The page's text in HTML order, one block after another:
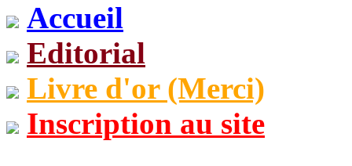
Accueil
Editorial
Livre d'or (Merci)
Inscription au site